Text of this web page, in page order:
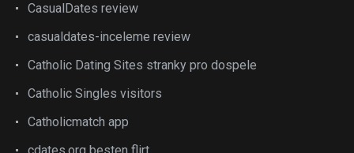
CasualDates review
casualdates-inceleme review
Catholic Dating Sites stranky pro dospele
Catholic Singles visitors
Catholicmatch app